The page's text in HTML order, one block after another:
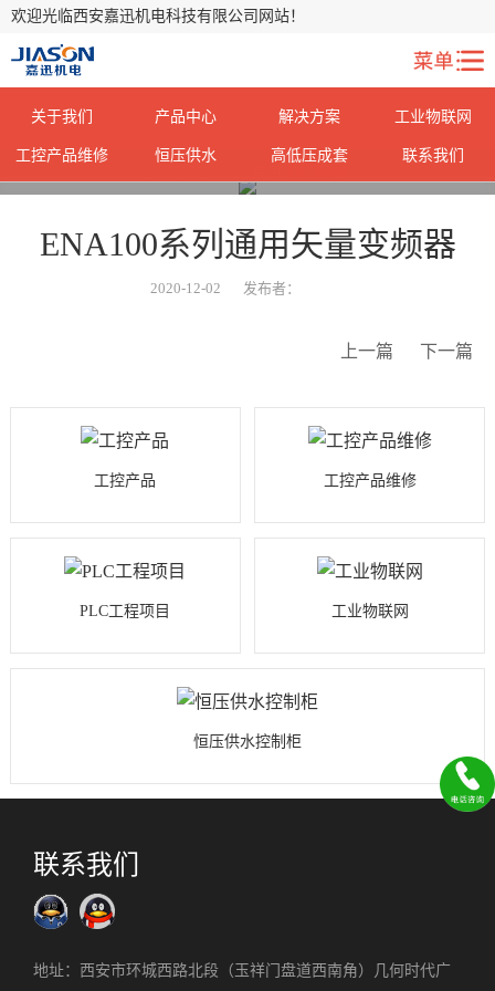
欢迎光临西安嘉迅机电科技有限公司网站！
关于我们 产品中心 解决方案 工业物联网
工控产品维修 恒压供水 高低压成套
联系我们
ENA100系列通用矢量变频器
2020-12-02 发布者：
上一篇 下一篇
工控产品 工控产品维修
PLC工程项目 工业物联网
恒压供水控制柜
联系我们
地址：西安市环城西路北段（玉祥门盘道西南角）几何时代广